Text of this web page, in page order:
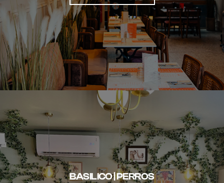
BASILICO | PERROS